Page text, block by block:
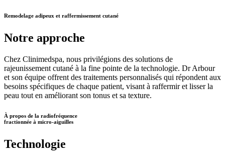
Remodelage adipeux et raffermissement cutané
Notre approche
Chez Clinimedspa, nous privilégions des solutions de
rajeunissement cutané à la fine pointe de la technologie. Dr Arbour
et son équipe offrent des traitements personnalisés qui répondent aux
besoins spécifiques de chaque patient, visant à raffermir et lisser la
peau tout en améliorant son tonus et sa texture.
À propos de la radiofréquence
fractionnée à micro-aiguilles
Technologie